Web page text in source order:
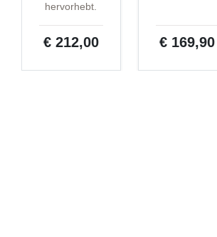
hervorhebt.
€ 212,00 € 169,90